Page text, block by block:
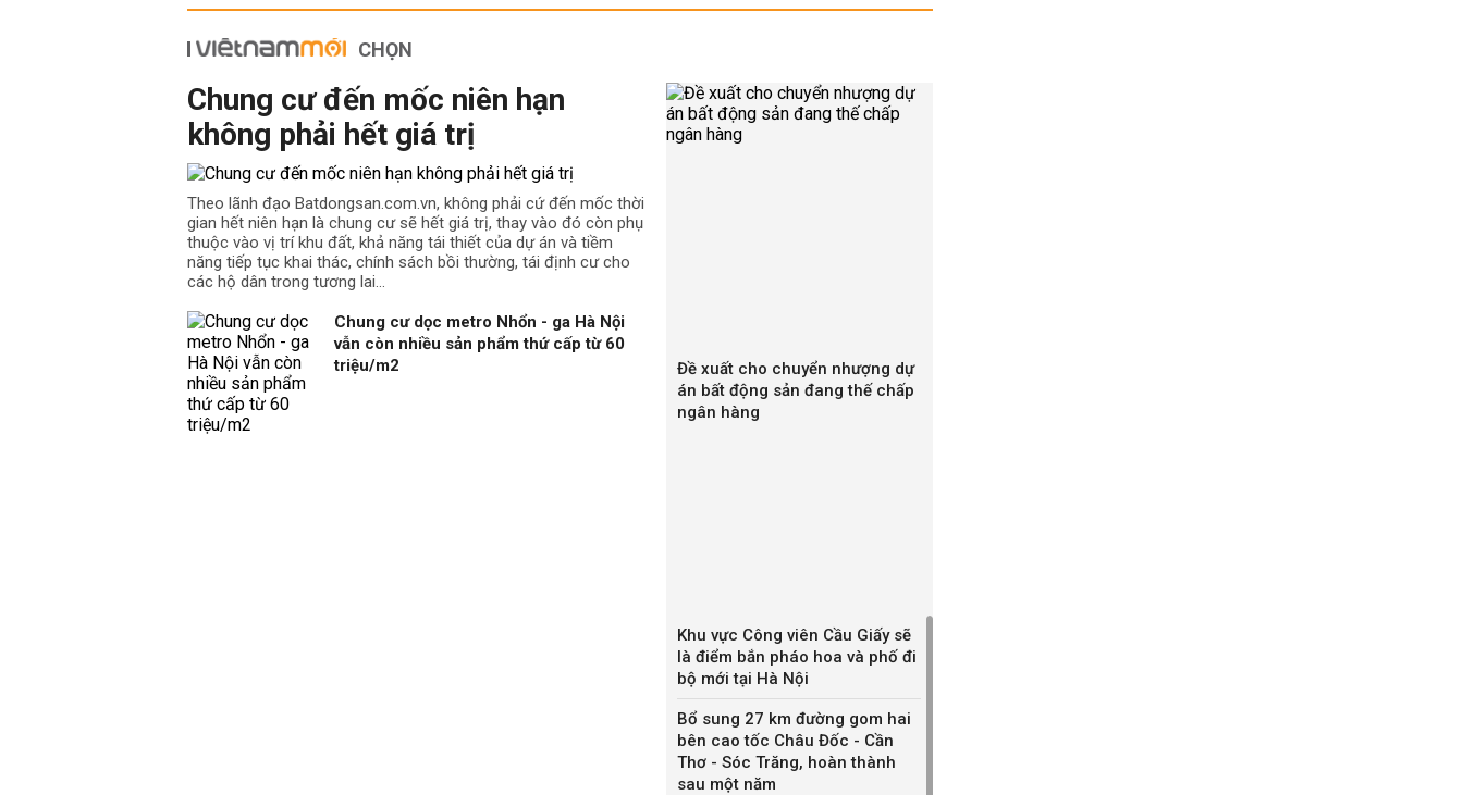
CHỌN
Chung cư đến mốc niên hạn
không phải hết giá trị
Theo lãnh đạo Batdongsan.com.vn, không phải cứ đến mốc thời
gian hết niên hạn là chung cư sẽ hết giá trị, thay vào đó còn phụ
thuộc vào vị trí khu đất, khả năng tái thiết của dự án và tiềm
năng tiếp tục khai thác, chính sách bồi thường, tái định cư cho
các hộ dân trong tương lai…
Chung cư dọc metro Nhổn - ga Hà Nội
vẫn còn nhiều sản phẩm thứ cấp từ 60
triệu/m2
Đề xuất cho chuyển nhượng dự
án bất động sản đang thế chấp
ngân hàng
Khu vực Công viên Cầu Giấy sẽ
là điểm bắn pháo hoa và phố đi
bộ mới tại Hà Nội
Bổ sung 27 km đường gom hai
bên cao tốc Châu Đốc - Cần
Thơ - Sóc Trăng, hoàn thành
sau một năm